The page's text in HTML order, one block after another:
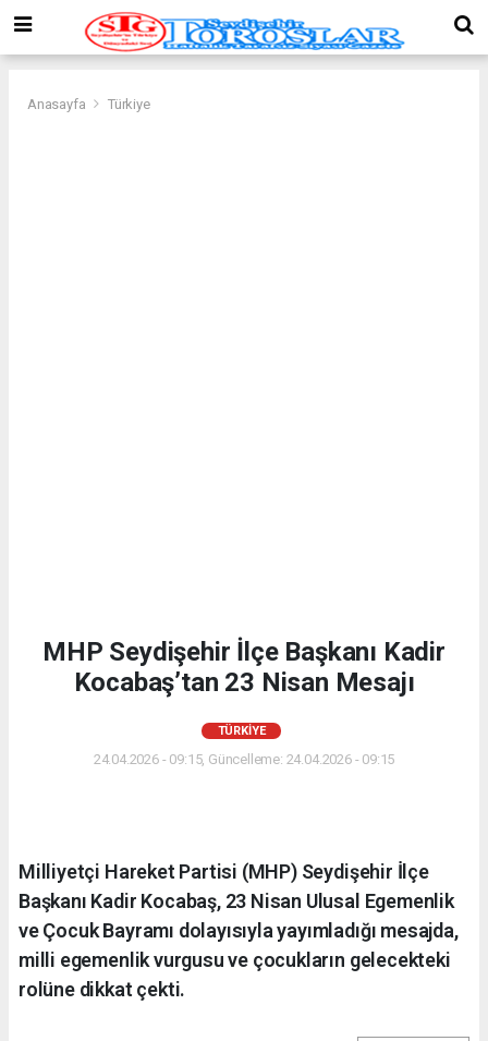
Anasayfa Türkiye
MHP Seydişehir İlçe Başkanı Kadir
Kocabaş’tan 23 Nisan Mesajı
TÜRKIYE
24.04.2026 - 09:15, Güncelleme: 24.04.2026 - 09:15
Milliyetçi Hareket Partisi (MHP) Seydişehir İlçe
Başkanı Kadir Kocabaş, 23 Nisan Ulusal Egemenlik
ve Çocuk Bayramı dolayısıyla yayımladığı mesajda,
milli egemenlik vurgusu ve çocukların gelecekteki
rolüne dikkat çekti.